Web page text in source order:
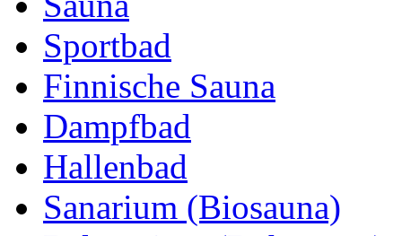
Sportbad
Finnische Sauna
Dampfbad
Hallenbad
Sanarium (Biosauna)